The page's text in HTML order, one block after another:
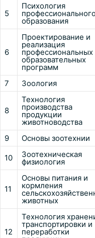
5
Психология
образования
6
Проектирование и
реализация
профессиональных
образовательных
программ
7 Зоология
8
Технология
производства
продукции
животноводства
9 Основы зоотехнии
10 Зоотехническая
физиология
11
Основы питания и
кормления
животных
12
Технология
транспортировки и
переработки